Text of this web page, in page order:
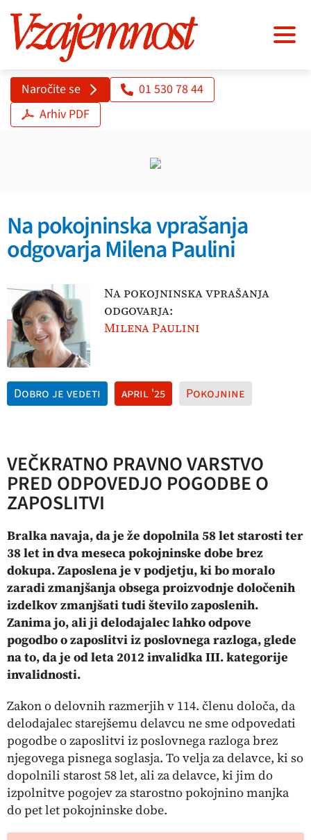
Naročite se
01 530 78 44
Arhiv PDF
Na pokojninska vprašanja
odgovarja Milena Paulini
Na pokojninska vprašanja
odgovarja:
Milena Paulini
Dobro je vedeti april '25 Pokojnine
VEČKRATNO PRAVNO VARSTVO
PRED ODPOVEDJO POGODBE O
ZAPOSLITVI
Bralka navaja, da je že dopolnila 58 let starosti ter
38 let in dva meseca pokojninske dobe brez
dokupa. Zaposlena je v podjetju, ki bo moralo
zaradi zmanjšanja obsega proizvodnje določenih
izdelkov zmanjšati tudi število zaposlenih.
Zanima jo, ali ji delodajalec lahko odpove
pogodbo o zaposlitvi iz poslovnega razloga, glede
na to, da je od leta 2012 invalidka III. kategorije
invalidnosti.
Zakon o delovnih razmerjih v 114. členu določa, da
delodajalec starejšemu delavcu ne sme odpovedati
pogodbe o zaposlitvi iz poslovnega razloga brez
njegovega pisnega soglasja. To velja za delavce, ki so
dopolnili starost 58 let, ali za delavce, ki jim do
izpolnitve pogojev za starostno pokojnino manjka
do pet let pokojninske dobe.